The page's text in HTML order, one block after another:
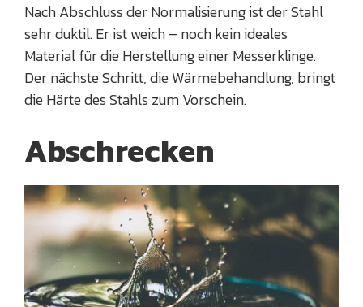
Nach Abschluss der Normalisierung ist der Stahl
sehr duktil. Er ist weich – noch kein ideales
Material für die Herstellung einer Messerklinge.
Der nächste Schritt, die Wärmebehandlung, bringt
die Härte des Stahls zum Vorschein.
Abschrecken